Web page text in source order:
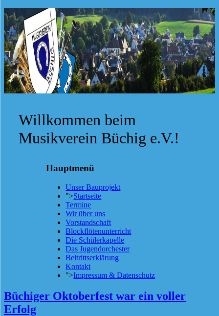
Willkommen beim
Musikverein Büchig e.V.!
Hauptmenü
Unser Bauprojekt
">Startseite
Termine
Wir über uns
Vorstandschaft
Blockflötenunterricht
Die Schülerkapelle
Das Jugendorchester
Beitrittserklärung
Kontakt
">Impressum & Datenschutz
Büchiger Oktoberfest war ein voller
Erfolg